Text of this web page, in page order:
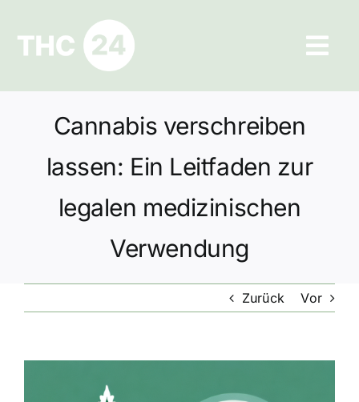
springen
Ratgeber
Datenschutz
Cannabis verschreiben
lassen: Ein Leitfaden zur
legalen medizinischen
Verwendung
Zurück Vor